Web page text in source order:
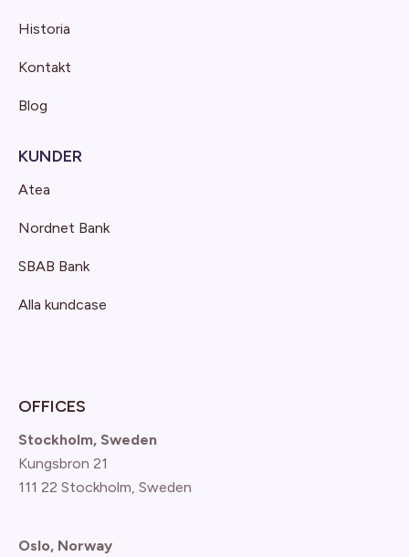
Historia
Kontakt
Blog
KUNDER
Atea
Nordnet Bank
SBAB Bank
Alla kundcase
OFFICES
Stockholm, Sweden
Kungsbron 21
111 22 Stockholm, Sweden
Oslo, Norway